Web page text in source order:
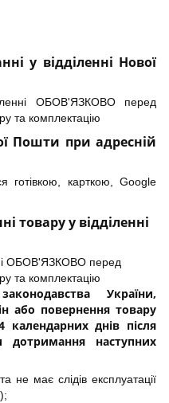
у відділенні Нової
ОБОВ'ЯЗКОВО перед
та комплектацію
Пошти при адресній
готівкою, карткою, Google
товару у відділенні
ОБОВ'ЯЗКОВО перед
та комплектацію
України,
або повернення товару
календарних днів після
наступних
не має слідів експлуатації